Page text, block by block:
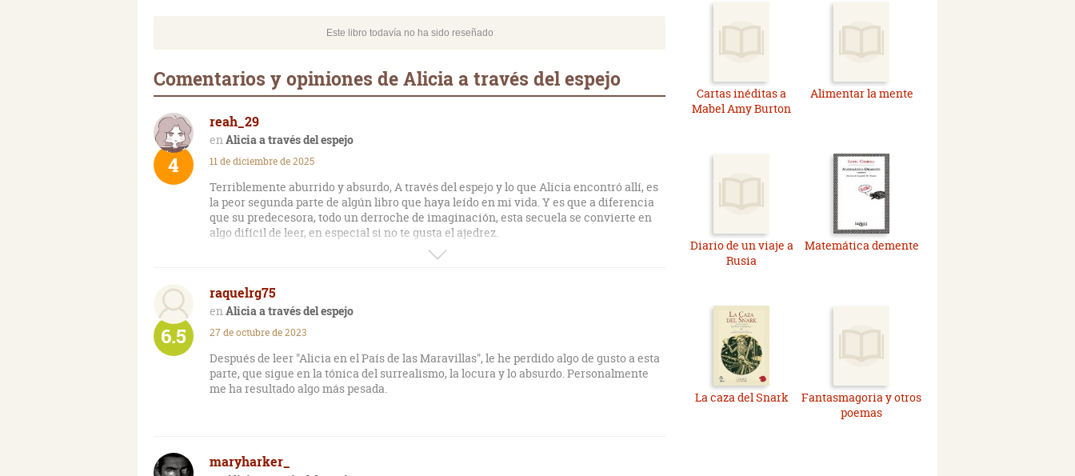
Este libro todavía no ha sido reseñado
Comentarios y opiniones de Alicia a través del espejo
reah_29
Alicia a través del espejo
4 11 de diciembre de 2025
Terriblemente aburrido y absurdo, A través del espejo y lo que Alicia encontró allí, es
la peor segunda parte de algún libro que haya leído en mi vida. Y es que a diferencia
que su predecesora, todo un derroche de imaginación, esta secuela se convierte en
algo difícil de leer, en especial si no te gusta el ajedrez.
Lewis Carroll es el célebre autor de esta obra. Escritor y matemático, Carroll alcanzó
maravilloso cuento sobre una niña que viaja a un País muy peculiar, viviendo
grandes aventuras en el proceso. Como escritor, Carroll es simplemente magnífico.
una prosa lenta, algo liosa y con un buen desarrollo, un lenguaje lleno de lirismo y
terminología propia y unas brillantes descripciones que te hacen sentir como si
estuvieras realmente allí, al lado de Alicia. Sin embargo, los personajes son harina de
otro costal. La protagonista, presenta muy poca o nula evolución respecto al libro
anterior. Se han eliminado personajes emblemáticos y los que quedan, resultan
definitivamente sigue siendo una niña perezosa y caprichosa que se aburre con
raquelrg75
Alicia a través del espejo
6.5 27 de octubre de 2023
Después de leer "Alicia en el País de las Maravillas", le he perdido algo de gusto a esta
parte, que sigue en la tónica del surrealismo, la locura y lo absurdo. Personalmente
me ha resultado algo más pesada.
maryharker_
Cartas inéditas a
Mabel Amy Burton
Alimentar la mente
Diario de un viaje a
Rusia
Matemática demente
La caza del Snark
Fantasmagoria y otros
poemas